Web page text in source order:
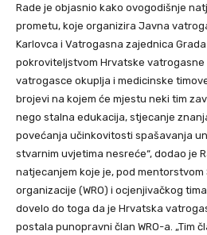
Rade je objasnio kako ovogodišnje
prometu, koje organizira Javna
Karlovca i Vatrogasna zajednica
pokroviteljstvom Hrvatske vatrogasne
vatrogasce okuplja i medicinske
brojevi na kojem će mjestu neki tim
nego stalna edukacija, stjecanje
povećanja učinkovitosti spašavanja
stvarnim uvjetima nesreće“, dodao je
natjecanjem koje je, pod mentorstvom
organizacije (WRO) i ocjenjivačkog
dovelo do toga da je Hrvatska
postala punopravni član WRO-a. „Tim